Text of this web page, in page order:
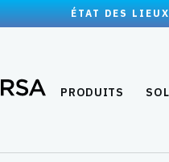
ÉTAT DES
PRODUITS